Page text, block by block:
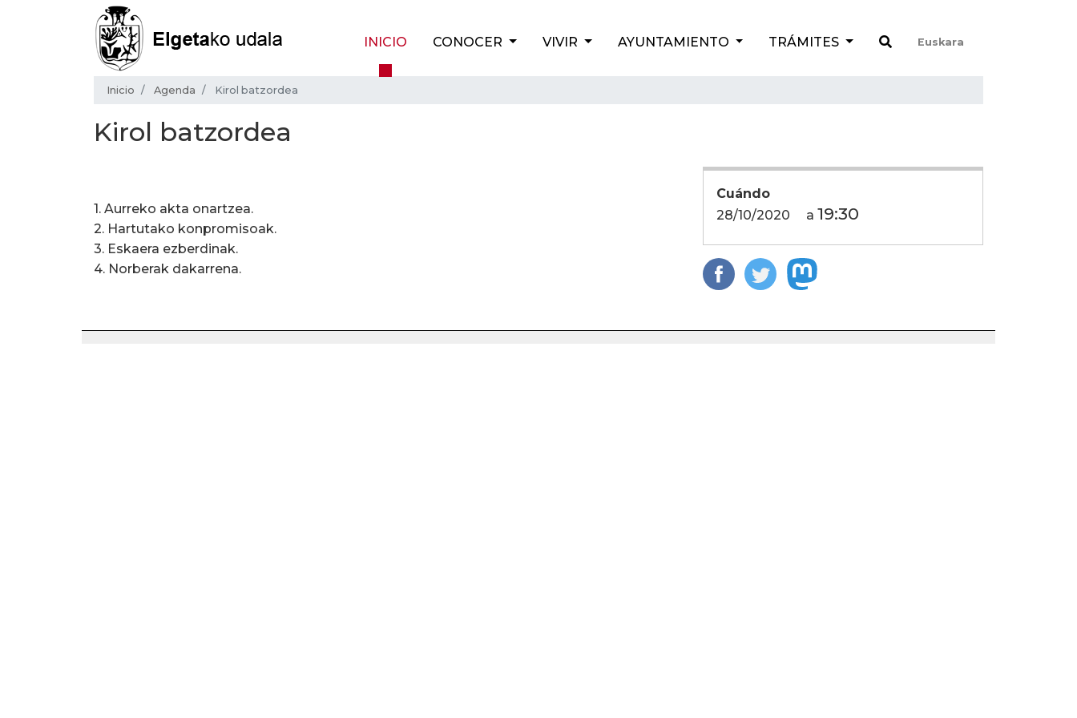
INICIO CONOCER VIVIR AYUNTAMIENTO TRÁMITES Euskara
Inicio Agenda Kirol batzordea
Kirol batzordea
Cuándo
28/10/2020
a 19:30
1. Aurreko akta onartzea.
2. Hartutako konpromisoak.
3. Eskaera ezberdinak.
4. Norberak dakarrena.